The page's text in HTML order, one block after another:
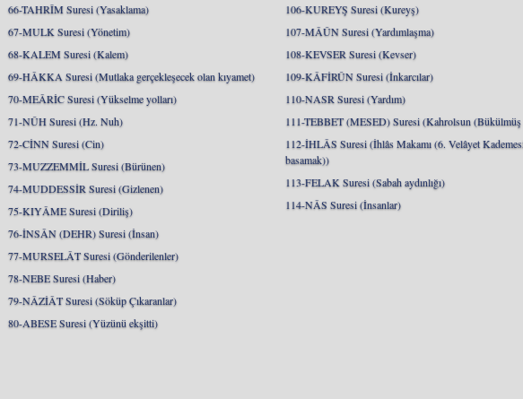
66-TAHRÎM Suresi (Yasaklama)
67-MULK Suresi (Yönetim)
68-KALEM Suresi (Kalem)
69-HÂKKA Suresi (Mutlaka gerçekleşecek olan kıyamet)
70-MEÂRİC Suresi (Yükselme yolları)
71-NÛH Suresi (Hz. Nuh)
72-CİNN Suresi (Cin)
73-MUZZEMMİL Suresi (Bürünen)
74-MUDDESSİR Suresi (Gizlenen)
75-KIYÂME Suresi (Diriliş)
76-İNSÂN (DEHR) Suresi (İnsan)
77-MURSELÂT Suresi (Gönderilenler)
78-NEBE Suresi (Haber)
79-NÂZİÂT Suresi (Söküp Çıkaranlar)
80-ABESE Suresi (Yüzünü ekşitti)
106-KUREYŞ Suresi (Kureyş)
107-MÂÛN Suresi (Yardımlaşma)
108-KEVSER Suresi (Kevser)
109-KÂFİRÛN Suresi (İnkarcılar)
110-NASR Suresi (Yardım)
111-TEBBET (MESED) Suresi (Kahrolsun
112-İHLÂS Suresi (İhlâs Makamı (6. Velâyet
basamak))
113-FELAK Suresi (Sabah aydınlığı)
114-NÂS Suresi (İnsanlar)